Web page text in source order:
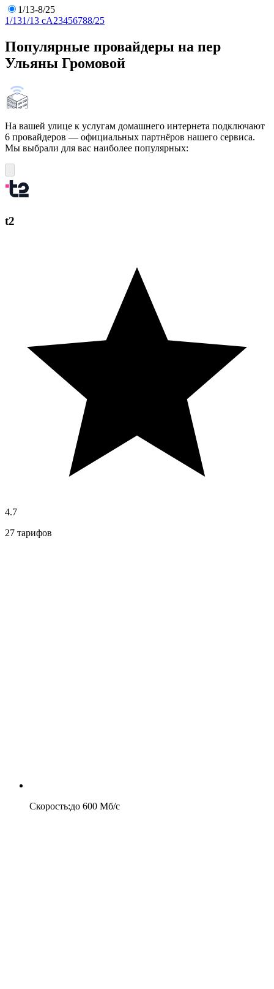
1/13-8/25
1/131/13 сА23456788/25
Популярные провайдеры на пер
Ульяны Громовой
На вашей улице к услугам домашнего интернета подключают
6 провайдеров — официальных партнёров нашего сервиса.
Мы выбрали для вас наиболее популярных:
t2
4.7
27 тарифов
Скорость:до 600 Мб/c